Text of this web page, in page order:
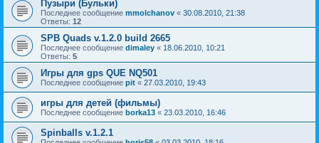
Пузыри (Бульки)
Последнее сообщение mmolchanov « 30.08.2010, 21:38
Ответы: 12
SPB Quads v.1.2.0 build 2665
Последнее сообщение dimaley « 18.06.2010, 10:21
Ответы: 5
Игры для gps QUE NQ501
Последнее сообщение pit « 27.03.2010, 19:43
игры для детей (фильмы)
Последнее сообщение borka13 « 23.03.2010, 16:46
Spinballs v.1.2.1